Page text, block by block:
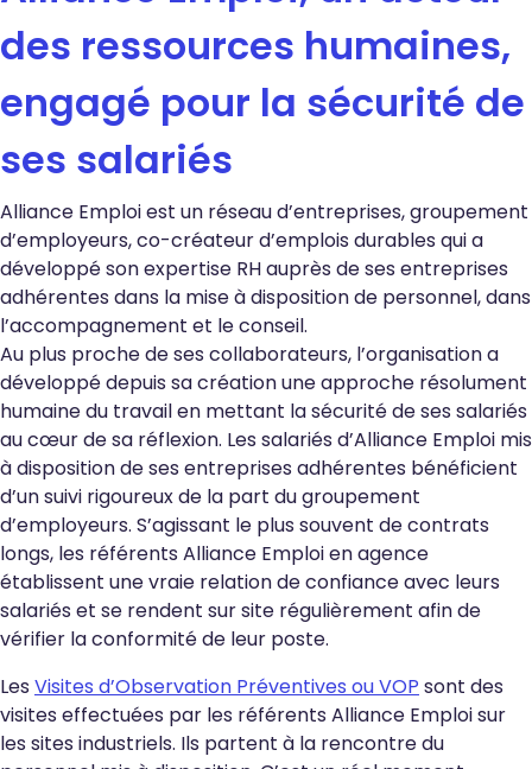
des ressources humaines,
engagé pour la sécurité de
ses salariés
Alliance Emploi est un réseau d’entreprises, groupement
d’employeurs, co-créateur d’emplois durables qui a
développé son expertise RH auprès de ses entreprises
adhérentes dans la mise à disposition de personnel, dans
l’accompagnement et le conseil.
Au plus proche de ses collaborateurs, l’organisation a
développé depuis sa création une approche résolument
humaine du travail en mettant la sécurité de ses salariés
au cœur de sa réflexion. Les salariés d’Alliance Emploi mis
à disposition de ses entreprises adhérentes bénéficient
d’un suivi rigoureux de la part du groupement
d’employeurs. S’agissant le plus souvent de contrats
longs, les référents Alliance Emploi en agence
établissent une vraie relation de confiance avec leurs
salariés et se rendent sur site régulièrement afin de
vérifier la conformité de leur poste.
Les Visites d’Observation Préventives ou VOP sont des
visites effectuées par les référents Alliance Emploi sur
les sites industriels. Ils partent à la rencontre du